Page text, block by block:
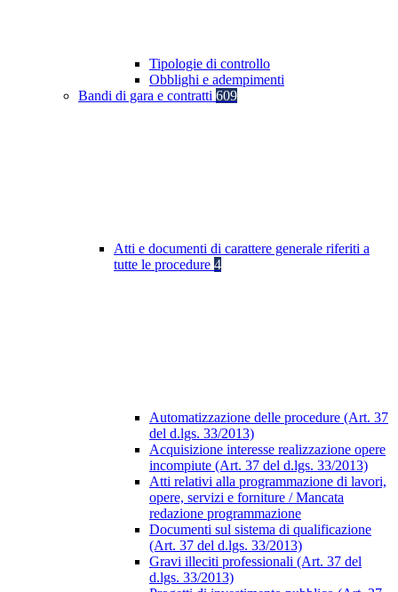
Tipologie di controllo
Obblighi e adempimenti
Bandi di gara e contratti 609
Atti e documenti di carattere generale riferiti a
tutte le procedure 4
Automatizzazione delle procedure (Art. 37
del d.lgs. 33/2013)
Acquisizione interesse realizzazione opere
incompiute (Art. 37 del d.lgs. 33/2013)
Atti relativi alla programmazione di lavori,
opere, servizi e forniture / Mancata
redazione programmazione
Documenti sul sistema di qualificazione
(Art. 37 del d.lgs. 33/2013)
Gravi illeciti professionali (Art. 37 del
d.lgs. 33/2013)